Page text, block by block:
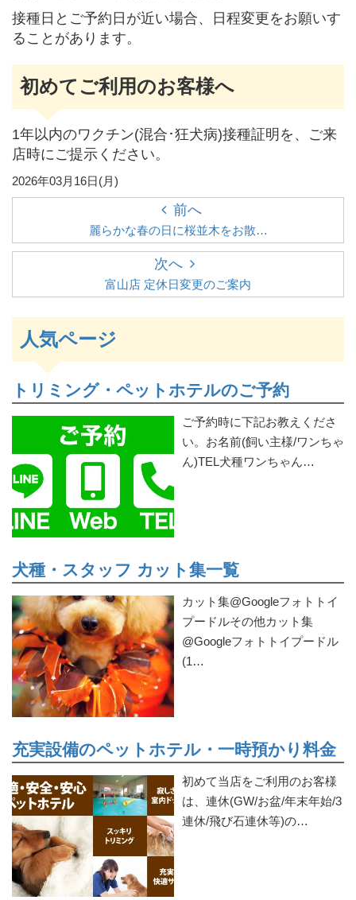
接種日とご予約日が近い場合、日程変更をお願いす
ることがあります。
初めてご利用のお客様へ
1年以内のワクチン(混合･狂犬病)接種証明を、ご来
店時にご提示ください。
2026年03月16日(月)
前へ
麗らかな春の日に桜並木をお散…
次へ
富山店 定休日変更のご案内
人気ページ
トリミング・ペットホテルのご予約
ご予約時に下記お教えくださ
い。お名前(飼い主様/ワンちゃ
ん)TEL犬種ワンちゃん…
犬種・スタッフ カット集一覧
カット集@Googleフォトトイ
プードルその他カット集
@Googleフォトトイプードル
(1…
充実設備のペットホテル・一時預かり料金
初めて当店をご利用のお客様
は、連休(GW/お盆/年末年始/3
連休/飛び石連休等)の…